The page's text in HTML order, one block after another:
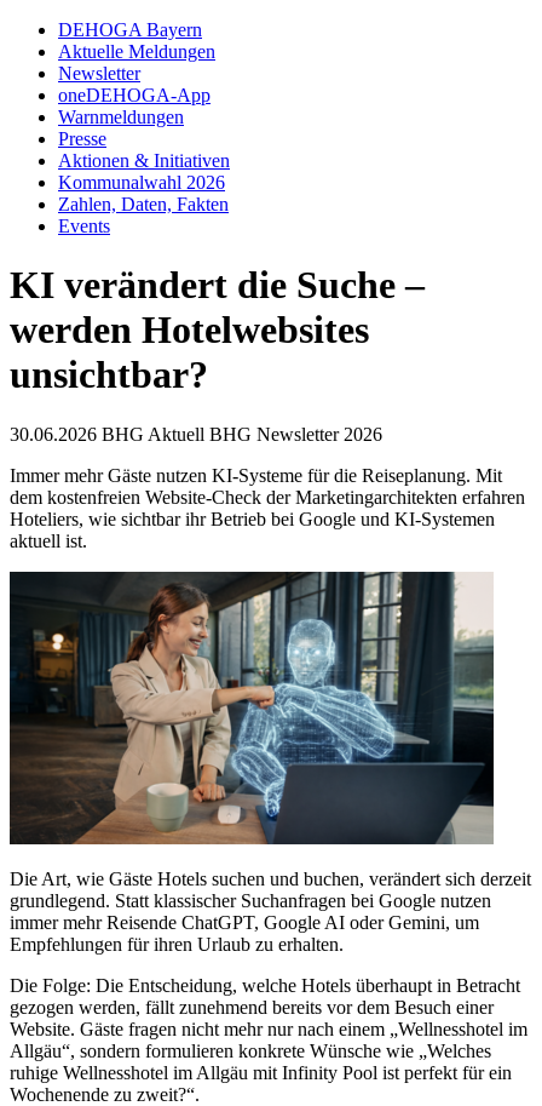
DEHOGA Bayern
Aktuelle Meldungen
Newsletter
oneDEHOGA-App
Warnmeldungen
Presse
Aktionen & Initiativen
Kommunalwahl 2026
Zahlen, Daten, Fakten
Events
KI verändert die Suche –
werden Hotelwebsites
unsichtbar?
30.06.2026 BHG Aktuell BHG Newsletter 2026
Immer mehr Gäste nutzen KI-Systeme für die Reiseplanung. Mit
dem kostenfreien Website-Check der Marketingarchitekten erfahren
Hoteliers, wie sichtbar ihr Betrieb bei Google und KI-Systemen
aktuell ist.
Die Art, wie Gäste Hotels suchen und buchen, verändert sich derzeit
grundlegend. Statt klassischer Suchanfragen bei Google nutzen
immer mehr Reisende ChatGPT, Google AI oder Gemini, um
Empfehlungen für ihren Urlaub zu erhalten.
Die Folge: Die Entscheidung, welche Hotels überhaupt in Betracht
gezogen werden, fällt zunehmend bereits vor dem Besuch einer
Website. Gäste fragen nicht mehr nur nach einem „Wellnesshotel im
Allgäu“, sondern formulieren konkrete Wünsche wie „Welches
ruhige Wellnesshotel im Allgäu mit Infinity Pool ist perfekt für ein
Wochenende zu zweit?“.